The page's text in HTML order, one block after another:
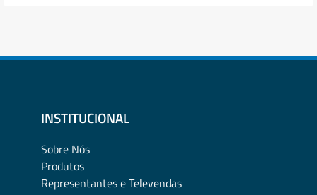
INSTITUCIONAL
Sobre Nós
Produtos
Representantes e Televendas